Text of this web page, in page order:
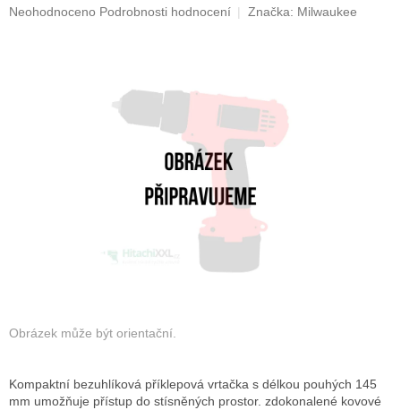
Průměrné
Neohodnoceno Podrobnosti hodnocení Značka: Milwaukee
Kompaktní bezuhlíková příklepová vrtačka s délkou pouhých 145
mm umožňuje přístup do stísněných prostor. zdokonalené kovové